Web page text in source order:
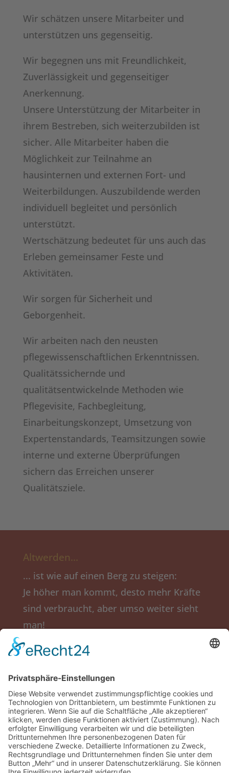
Wir schätzen unsere Mitarbeiter und
unterstützen uns gegenseitig.
Wir begegnen uns mit Freundlichkeit,
Zuverlässigkeit und gegenseitiger
Anerkennung.
Unsere Unterstützung der Mitarbeiter in
ihrem Bestreben, sich weiterzubilden ist
sicher. Alle Mitarbeiter haben die
Möglichkeit zur Teilnahme an
hausinternen und externen Fort- und
Weiterbildungen. Auszubildende werden
individuell begleitet und persönlich
unterstützt.
Wertschätzung bedeutet für uns auch das
Erleben gemeinsamer Feste und
Aktivitäten.
Wir sorgen für Sicherheit und
Geborgenheit.
Wir arbeiten nach den neusten
pflegewissenschaftlichen Erkenntnissen.
Qualitätssichernde und
qualitätsentwickelnde Methoden wie
Pflegevisite, Fachbegleitung,
Einarbeitungskonzept, Umsetzung von
Expertenstandards, Teamsitzungen sowie
interne und externe Überprüfungen
sichern das Erreichen unserer
Qualitätsziele.
Altwerden…
... ist wie auf einen Berg zu steigen:
Je höher man kommt, desto mehr Kräfte
sind verbraucht, aber umso weiter sieht
man!
(Ingmar Bergmann)
Salier-Stift
Obere Langgasse 5a
67346 Speyer
Tel.: (06232) 207-0